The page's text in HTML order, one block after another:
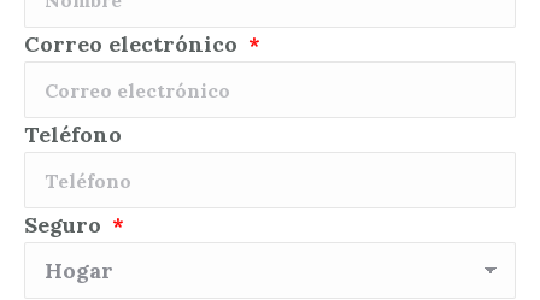
Correo electrónico
Teléfono
Seguro